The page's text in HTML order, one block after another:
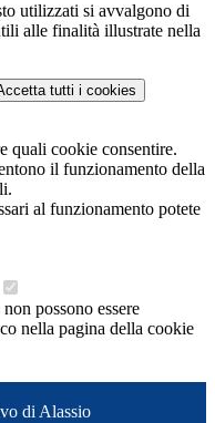
utilizzati si avvalgono di
alle finalità illustrate nella
tutti i cookies
quali cookie consentire.
il funzionamento della
al funzionamento potete
possono essere
nella pagina della cookie
di Alassio